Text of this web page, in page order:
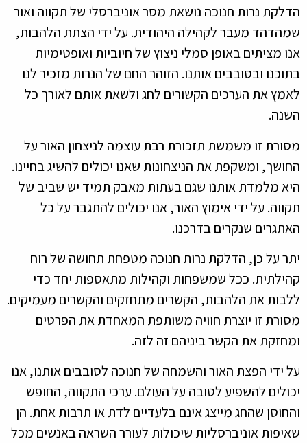
הדלקת נרות חנוכה נושאת מסר אוניברסלי של תקווה ואור
שמהדהד מעבר לקהילה היהודית. על ידי הצתת הלהבות,
אנו מציתים באופן סמלי ניצוץ של חיוביות ואופטימיות
בתוכנו ובסובבים אותנו. הזוהר החם של הנרות מזכיר לנו
לאמץ את הערכים הקשורים לחג ולשאת אותם לאורך כל
השנה.
מסורת זו משמשת תזכורת רבת עוצמה לניצחון האור על
החושך, ומשקפת את הניצחונות שאנו יכולים להשיג בחיינו.
היא מלמדת אותנו שגם בעתות מאבק תמיד יש שביב של
תקווה. על ידי אימוץ האור, אנו יכולים להתגבר על כל
האתגרים שנקרים בדרכנו.
יתר על כן, הדלקת נרות חנוכה מטפחת תחושה של רוח
קהילתית. ככל שמשפחות וקהילות מתאספות יחד כדי
ללבות את הלהבות, הקשרים מתחזקים והקשרים מעמיקים.
מסורת זו יוצרת חוויה משותפת המאחדת את הפרטים
ומחזקת את הקשר ביניהם זה לזה.
על ידי הפצת האור והשמחה של חנוכה לסובבים אותנו, אנו
יכולים להשפיע לטובה על העולם. ערכי התקווה, החופש
והחוסן שהחג מייצג אינם בלעדיים לדת או תרבות אחת. הן
שאיפות אוניברסליות שיכולות לעורר השראה באנשים מכל